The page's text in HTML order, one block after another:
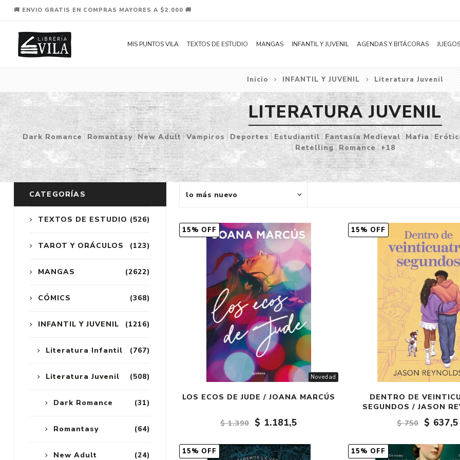
🚚 ENVIO GRATIS EN COMPRAS MAYORES A $2.000 🚚
MIS PUNTOS VILA TEXTOS DE ESTUDIO MANGAS
Novelas
Shonen
Shojo
Seinen
Josei
Subcategoría
Acción
Aventura
Bélico
Ciencia ficción
Comedia
Distopía
Ecchi
Fantasía
Fantasía oscura
Gore
Ver todo
INFANTIL Y JUVENIL
Literatura Infantil
0 a 6 meses
BILINGUE
0 a 2 años
3 a 5 años
6 a 8 años
9 a 12 años
Ver todo
Literatura Juvenil
Dark Romance
Romantasy
New Adult
Vampiros
Deportes
Estudiantil
Ver todo
AGENDAS Y BITÁCORAS
Inicio INFANTIL Y JUVENIL Literatura Juvenil
LITERATURA JUVENIL
Dark Romance Romantasy New Adult Vampiros Deportes Estudiantil Fantasía Medieval Mafia
Retelling
Romance +18
Novedad
15% OFF
LOS ECOS DE JUDE / JOANA MARCÚS
$ 1.390 $ 1.181,5
15% OFF
DENTRO DE
SEGUNDOS / JASON
$ 750
$ 637,5
15% OFF 15% OFF
CATEGORÍAS
(526)
TEXTOS DE ESTUDIO
(123)
TAROT Y ORÁCULOS
(2622)
MANGAS
(368)
CÓMICS
(1216)
INFANTIL Y JUVENIL
(767)
Literatura Infantil
(508)
Literatura Juvenil
(31)
Dark Romance
(64)
Romantasy
(24)
New Adult